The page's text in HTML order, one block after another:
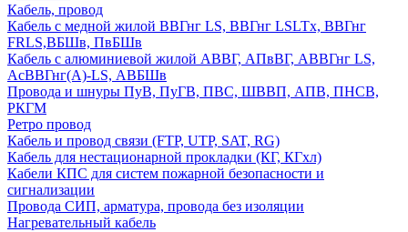
Кабель, провод
Кабель с медной жилой ВВГнг LS, ВВГнг LSLTx, ВВГнг
FRLS,ВБШв, ПвБШв
Кабель с алюминиевой жилой АВВГ, АПвВГ, АВВГнг LS,
АсВВГнг(А)-LS, АВБШв
Провода и шнуры ПуВ, ПуГВ, ПВС, ШВВП, АПВ, ПНСВ,
РКГМ
Ретро провод
Кабель и провод связи (FTP, UTP, SAT, RG)
Кабель для нестационарной прокладки (КГ, КГхл)
Кабели КПС для систем пожарной безопасности и
сигнализации
Провода СИП, арматура, провода без изоляции
Нагревательный кабель